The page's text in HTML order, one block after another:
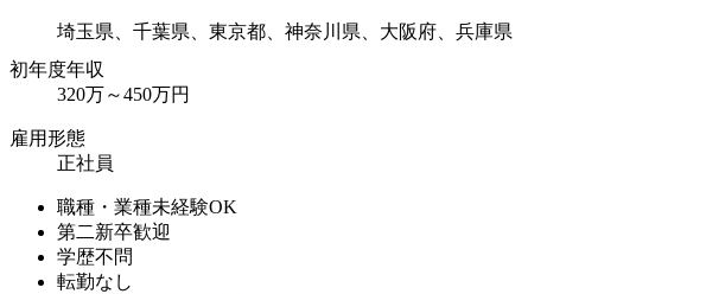
埼玉県、千葉県、東京都、神奈川県、大阪府、兵庫県
初年度年収
320万～450万円
雇用形態
正社員
職種・業種未経験OK
第二新卒歓迎
学歴不問
転勤なし